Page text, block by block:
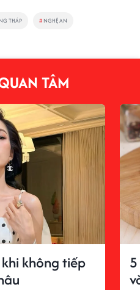
THÁP # NGHỆ AN
TÂM
không tiếp